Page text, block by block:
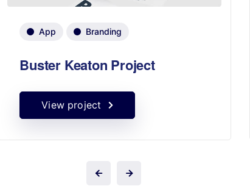
App Branding
Buster Keaton Project
View project